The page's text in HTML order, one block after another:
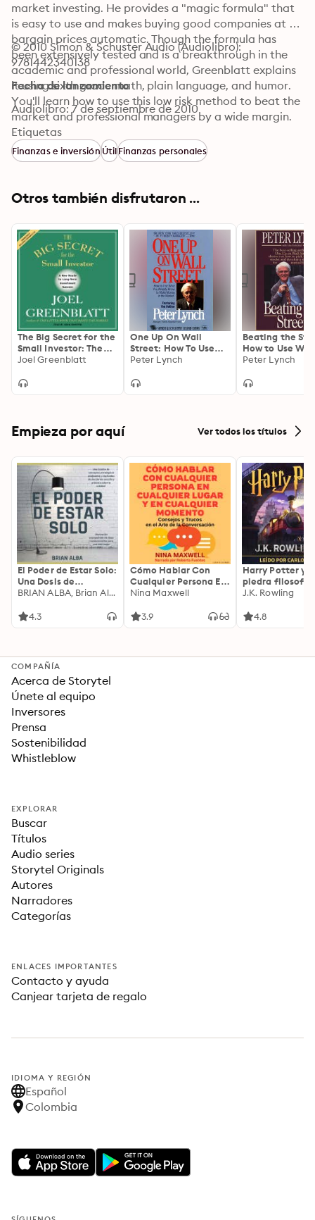
market investing. He provides a "magic formula" that
is easy to use and makes buying good companies at
bargain prices automatic. Though the formula has
been extensively tested and is a breakthrough in the
academic and professional world, Greenblatt explains
it using sixth grade math, plain language, and humor.
You'll learn how to use this low risk method to beat the
market and professional managers by a wide margin.
You'll also learn how to view the stock market, why
success eludes almost all individual and professional
investors, and why the formula will continue to work
© 2010 Simon & Schuster Audio (Audiolibro):
9781442340138
Fecha de lanzamiento
Audiolibro: 7 de septiembre de 2010
Etiquetas
Finanzas e inversión ÚtilFinanzas personales
Otros también disfrutaron ...
The Big Secret for the
Small Investor: The
Shortest Route to
Investment Success
Joel Greenblatt
One Up On Wall
Street: How To Use
What You Already
In The Market
Peter Lynch
Beating the
How to Use
Already Know
Market
Peter Lynch
Empieza por aquí Ver todos los títulos
El Poder de Estar Solo:
Una Dosis de
Motivación
Ideas Revolucionarias
BRIAN ALBA, Brian Alba
4.3
Cómo Hablar Con
Cualquier Persona En
Cualquier Lugar Y En
Nina Maxwell
3.9
Harry Potter y
piedra filosofal
J.K. Rowling
4.8
COMPAÑÍA
Acerca de Storytel
Únete al equipo
Inversores
Prensa
Sostenibilidad
Whistleblow
EXPLORAR
Buscar
Títulos
Audio series
Storytel Originals
Autores
Narradores
Categorías
ENLACES IMPORTANTES
Contacto y ayuda
Canjear tarjeta de regalo
IDIOMA Y REGIÓN
Español
Colombia